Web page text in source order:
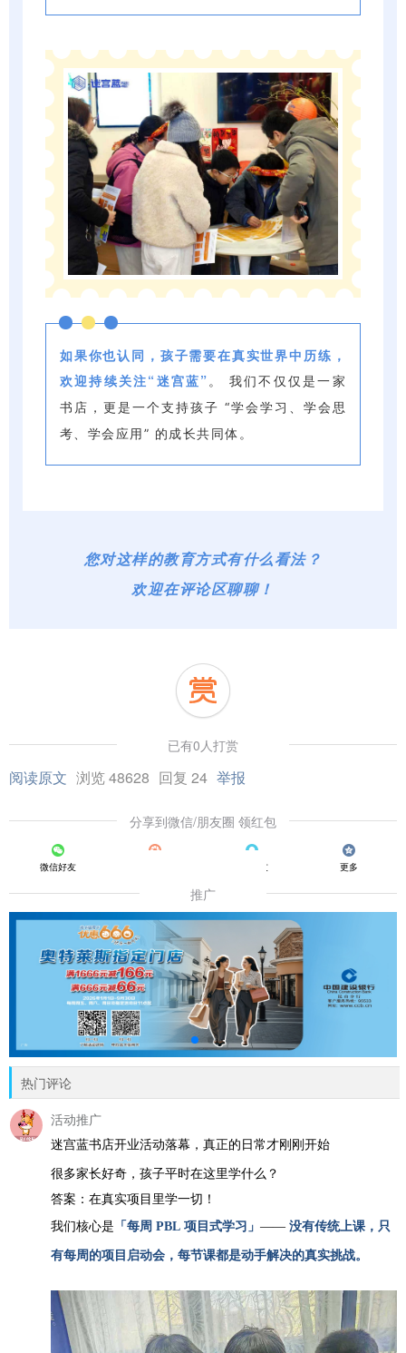
如果你也认同，孩子需要在真实世界中历练，
欢迎持续关注“迷宫蓝” 。 我们不仅仅是一家
书店，更是一个支持孩子 “学会学习、学会思
考、学会应用” 的成长共同体。
您对这样的教育方式有什么看法？
欢迎在评论区聊聊！
已有0人打赏
阅读原文 浏览 48628 回复 24 举报
分享到微信/朋友圈 领红包
微信好友 QQ好友 更多
推广
热门评论
活动推广
迷宫蓝书店开业活动落幕，真正的日常才刚刚开始
很多家长好奇，孩子平时在这里学什么？
答案：在真实项目里学一切！
我们核心是 「每周 PBL 项目式学习」 —— 没有传统上课，只
有每周的项目启动会，每节课都是动手解决的真实挑战。